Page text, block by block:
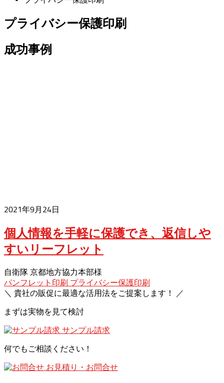
プライバシー保護印刷
成功事例
2021年9月24日
個人情報を手軽に保護でき、返信しや
すいリーフレット
自衛隊 京都地方協力本部様
パンフレット印刷 プライバシー保護印刷
＼ 貴社の販促に最適な活用法をご提案します！ ／
まずは実物を見て検討
サンプル請求
何でもご相談ください！
お見積り・お問合せ